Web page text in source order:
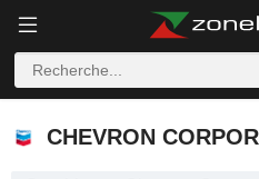
CHEVRON CORPORATION
CHEVRON